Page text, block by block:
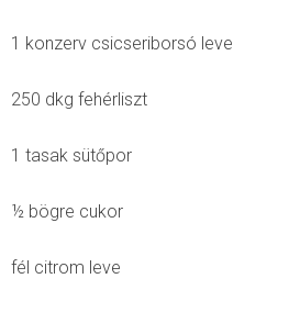
1 konzerv csicseriborsó leve
250 dkg fehérliszt
1 tasak sütőpor
½ bögre cukor
fél citrom leve